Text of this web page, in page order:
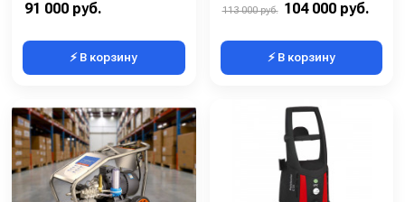
91 000 руб.
⚡ В корзину
113 000 руб. 104 000 руб.
⚡ В корзину